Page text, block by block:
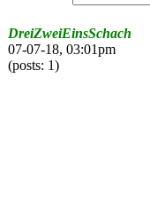
DreiZweiEinsSchach
07-07-18, 03:01pm
(posts: 1)